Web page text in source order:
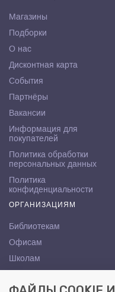
Магазины
Подборки
О нас
Дисконтная карта
События
Партнёры
Вакансии
Информация для
покупателей
Политика обработки
персональных данных
Политика
конфиденциальности
ОРГАНИЗАЦИЯМ
Библиотекам
Офисам
Школам
КОНТАКТЫ